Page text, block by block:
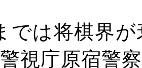
では将棋界
警視庁原宿警